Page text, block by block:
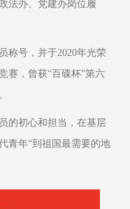
法办、党建办岗位履
称号，并于2020年光荣
赛，曾获“百碟杯”第六
的初心和担当，在基层
青年“到祖国最需要的地